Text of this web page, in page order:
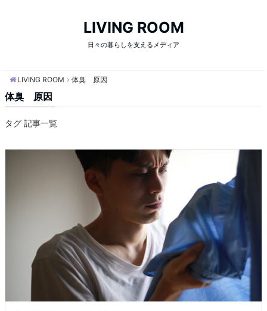
LIVING ROOM
日々の暮らしを支えるメディア
LIVING ROOM 体臭 原因
体臭 原因
タグ 記事一覧